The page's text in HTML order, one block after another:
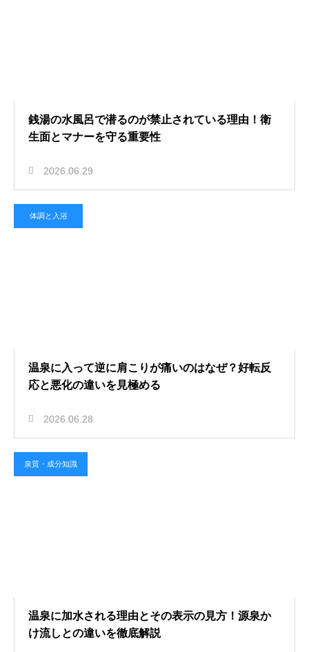
銭湯の水風呂で潜るのが禁止されている理由！衛
生面とマナーを守る重要性
2026.06.29
体調と入浴
温泉に入って逆に肩こりが痛いのはなぜ？好転反
応と悪化の違いを見極める
2026.06.28
泉質・成分知識
温泉に加水される理由とその表示の見方！源泉か
け流しとの違いを徹底解説